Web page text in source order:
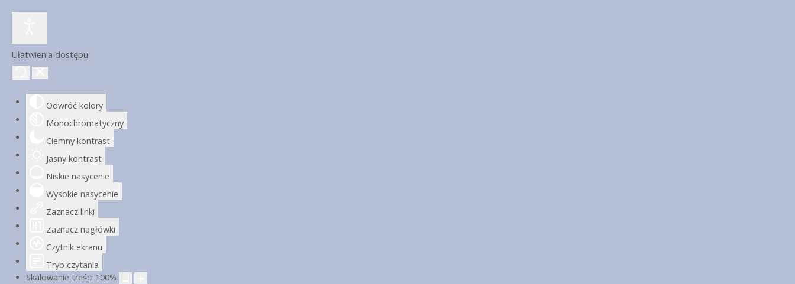
Ułatwienia dostępu
Odwróć kolory
Monochromatyczny
Ciemny kontrast
Jasny kontrast
Niskie nasycenie
Wysokie nasycenie
Zaznacz linki
Zaznacz nagłówki
Czytnik ekranu
Tryb czytania
Skalowanie treści 100%